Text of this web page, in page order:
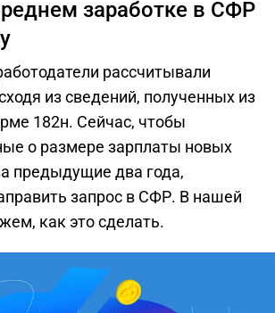
заработке в СФР
рассчитывали
из сведений, полученных из
182н. Сейчас, чтобы
о размере зарплаты новых
предыдущие два года,
запрос в СФР. В нашей
как это сделать.